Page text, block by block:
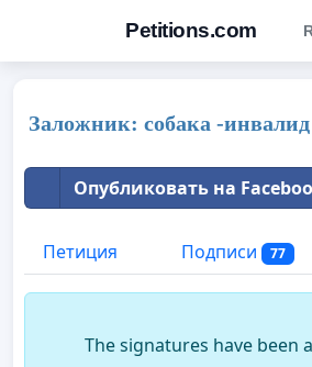
Petitions.com
Заложник: собака -
Опубликовать на
Петиция Подписи 77
The signatures have been